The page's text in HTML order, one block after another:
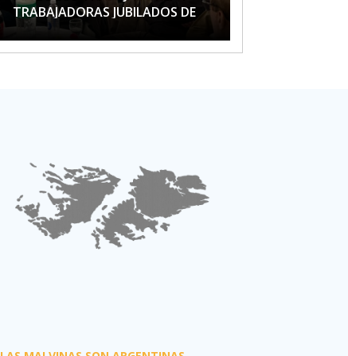
TRABAJADORAS JUBILADOS DE
APTA